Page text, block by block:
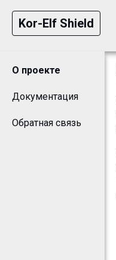
Kor-Elf Shield
О проекте
Документация
Обратная связь